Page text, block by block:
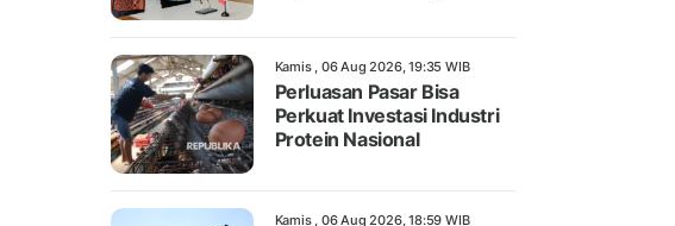
Kamis , 06 Aug 2026, 19:35 WIB
Perluasan Pasar Bisa
Perkuat Investasi Industri
Protein Nasional
Kamis , 06 Aug 2026, 18:59 WIB